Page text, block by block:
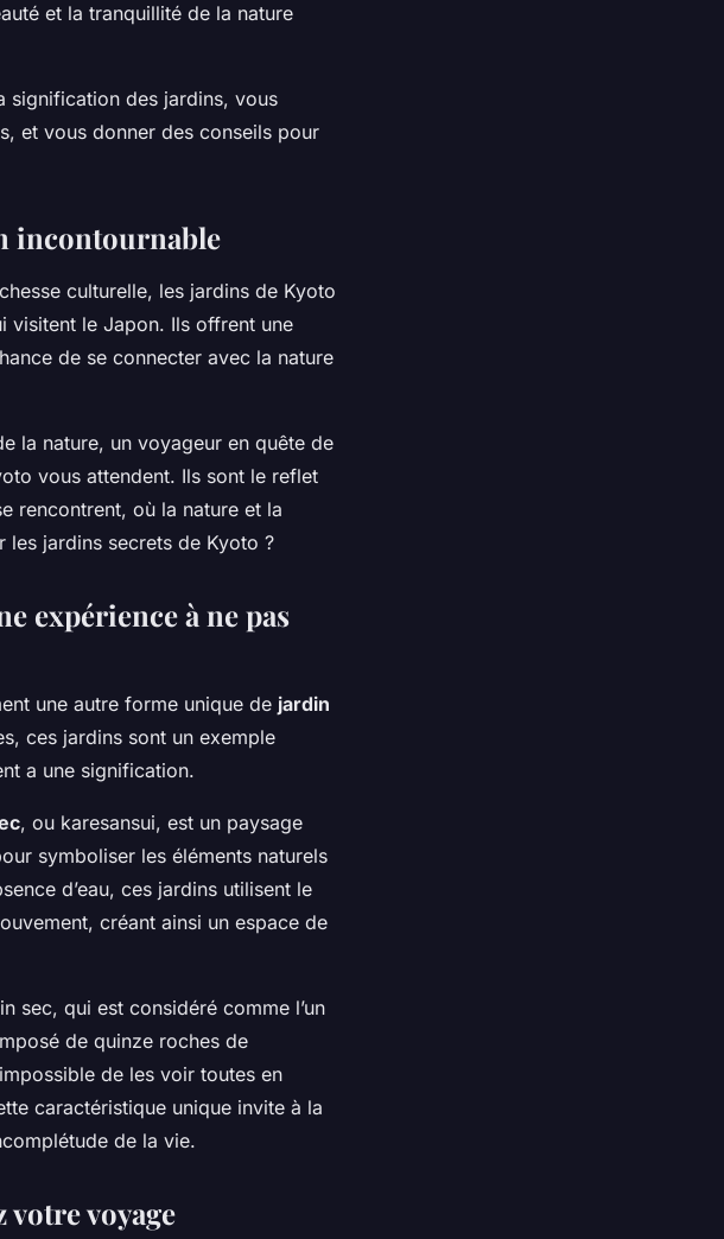
et la tranquillité de la nature
signification des jardins, vous
et vous donner des conseils pour
incontournable
culturelle, les jardins de Kyoto
visitent le Japon. Ils offrent une
de se connecter avec la nature
la nature, un voyageur en quête de
vous attendent. Ils sont le reflet
rencontrent, où la nature et la
jardins secrets de Kyoto ?
expérience à ne pas
une autre forme unique de jardin
ces jardins sont un exemple
a une signification.
, ou karesansui, est un paysage
symboliser les éléments naturels
d’eau, ces jardins utilisent le
créant ainsi un espace de
sec, qui est considéré comme l’un
de quinze roches de
de les voir toutes en
caractéristique unique invite à la
de la vie.
voyage